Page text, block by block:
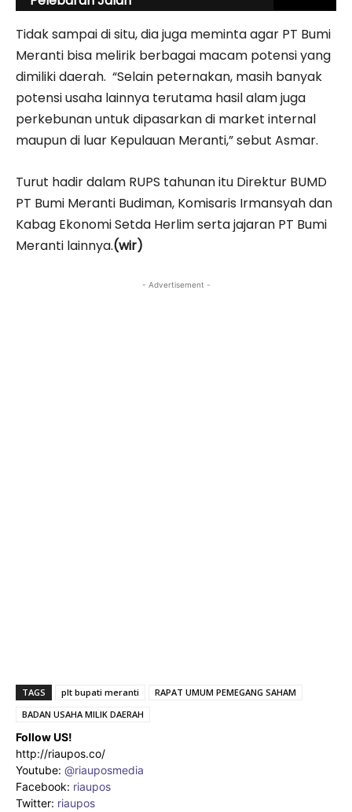
Tidak sampai di situ, dia juga meminta agar PT Bumi
Meranti bisa melirik berbagai macam potensi yang
dimiliki daerah. “Selain peternakan, masih banyak
potensi usaha lainnya terutama hasil alam juga
perkebunan untuk dipasarkan di market internal
maupun di luar Kepulauan Meranti,” sebut Asmar.
Turut hadir dalam RUPS tahunan itu Direktur BUMD
PT Bumi Meranti Budiman, Komisaris Irmansyah dan
Kabag Ekonomi Setda Herlim serta jajaran PT Bumi
Meranti lainnya.(wir)
- Advertisement -
TAGS plt bupati meranti
RAPAT UMUM PEMEGANG SAHAM
BADAN USAHA MILIK DAERAH
Follow US!
http://riaupos.co/
Youtube: @riauposmedia
Facebook: riaupos
Twitter: riaupos